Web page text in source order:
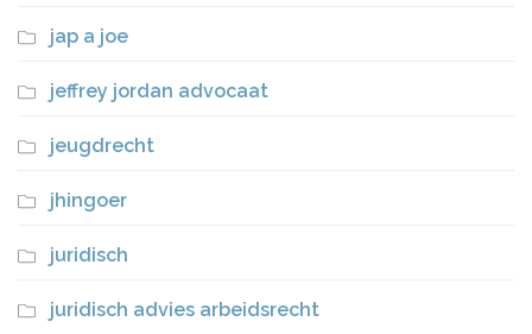
jap a joe
jeffrey jordan advocaat
jeugdrecht
jhingoer
juridisch
juridisch advies arbeidsrecht